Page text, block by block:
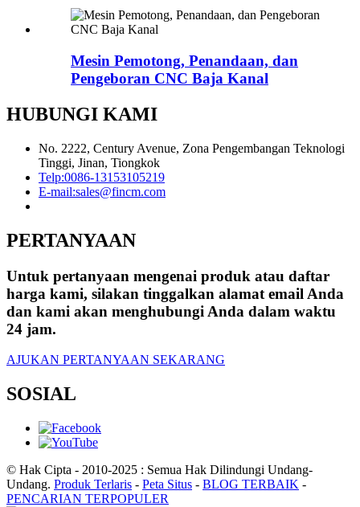
Mesin Pemotong, Penandaan, dan
Pengeboran CNC Baja Kanal
HUBUNGI KAMI
No. 2222, Century Avenue, Zona Pengembangan Teknologi
Tinggi, Jinan, Tiongkok
Telp:0086-13153105219
E-mail:sales@fincm.com
PERTANYAAN
Untuk pertanyaan mengenai produk atau daftar
harga kami, silakan tinggalkan alamat email Anda
dan kami akan menghubungi Anda dalam waktu
24 jam.
AJUKAN PERTANYAAN SEKARANG
SOSIAL
© Hak Cipta - 2010-2025 : Semua Hak Dilindungi Undang-
Undang. Produk Terlaris - Peta Situs - BLOG TERBAIK -
PENCARIAN TERPOPULER